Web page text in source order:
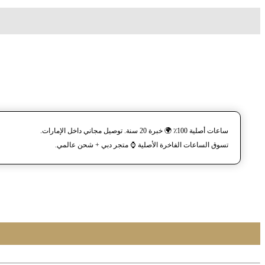
ساعات أصلية 100٪ 🌍 خبرة 20 سنة. توصيل مجاني داخل الإمارات.
تسوق الساعات الفاخرة الأصلية ⌚️ متجر دبي + شحن عالمي.